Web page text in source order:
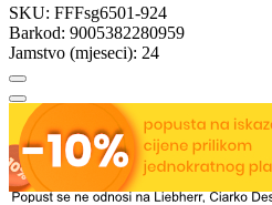
SKU: FFFsg6501-924
Barkod: 9005382280959
Jamstvo (mjeseci): 24